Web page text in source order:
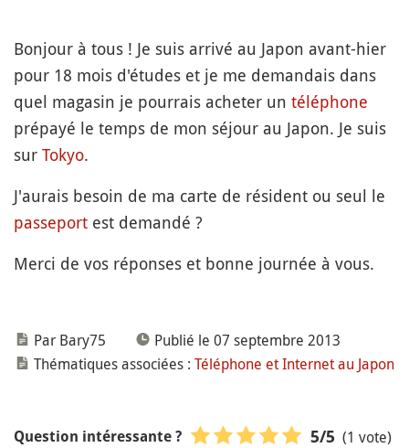
Bonjour à tous ! Je suis arrivé au Japon avant-hier
pour 18 mois d'études et je me demandais dans
quel magasin je pourrais acheter un téléphone
prépayé le temps de mon séjour au Japon. Je suis
sur Tokyo.
J'aurais besoin de ma carte de résident ou seul le
passeport est demandé ?
Merci de vos réponses et bonne journée à vous.
Par Bary75
Publié le 07 septembre 2013
Thématiques associées : Téléphone et Internet au Japon
Question intéressante ? 5/5 (1 vote)